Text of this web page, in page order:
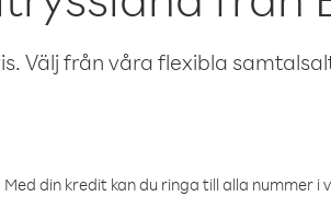
Välj från våra flexibla
din kredit kan du ringa till alla nummer i